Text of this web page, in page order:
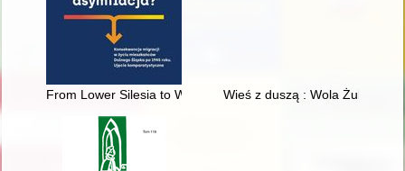
From Lower Silesia to West Germany : the forced migration
Wieś z duszą : Wola Żulińska i